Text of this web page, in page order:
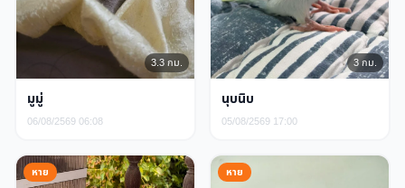
3.3 กม.
มูมู่
06/08/2569 06:08
3 กม.
นุบนิบ
05/08/2569 17:00
หาย หาย